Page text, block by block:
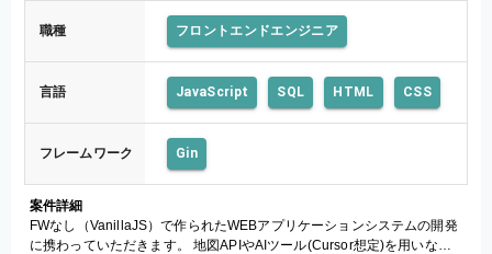
職種 フロントエンドエンジニア
言語 JavaScript SQL HTML CSS
フレームワーク Gin
案件詳細
FWなし（VanillaJS）で作られたWEBアプリケーションシステムの開発
に携わっていただきます。 地図APIやAIツール(Cursor想定)を用いなが